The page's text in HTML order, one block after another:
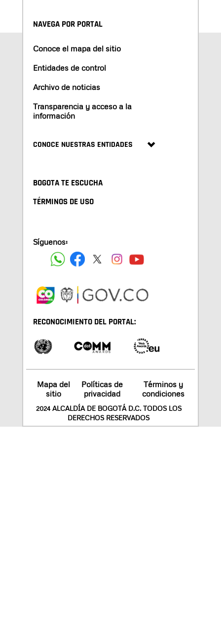
NAVEGA POR PORTAL
Conoce el mapa del sitio
Entidades de control
Archivo de noticias
Transparencia y acceso a la
información
CONOCE NUESTRAS ENTIDADES
BOGOTA TE ESCUCHA
TÉRMINOS DE USO
Síguenos:
RECONOCIMIENTO DEL PORTAL:
Mapa del
sitio
Políticas de
privacidad
Términos y
condiciones
2024 ALCALDÍA DE BOGOTÁ D.C. TODOS LOS
DERECHOS RESERVADOS